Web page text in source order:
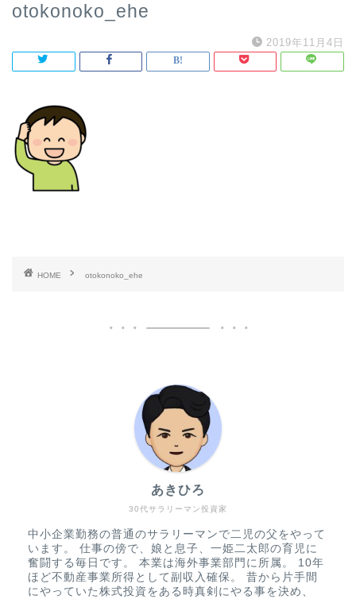
otokonoko_ehe
2019年11月4日
HOME otokonoko_ehe
30代サラリーマン投資家
あきひろ
中小企業勤務の普通のサラリーマンで二児の父をやって
います。 仕事の傍で、娘と息子、一姫二太郎の育児に
奮闘する毎日です。 本業は海外事業部門に所属。 10年
ほど不動産事業所得として副収入確保。 昔から片手間
にやっていた株式投資をある時真剣にやる事を決め、